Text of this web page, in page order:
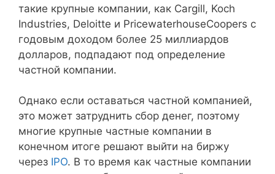
такие крупные компании, как Cargill, Koch
Industries, Deloitte и PricewaterhouseCoopers с
годовым доходом более 25 миллиардов
долларов, подпадают под определение
частной компании.
Однако если оставаться частной компанией,
это может затруднить сбор денег, поэтому
многие крупные частные компании в
конечном итоге решают выйти на биржу
через IPO. В то время как частные компании